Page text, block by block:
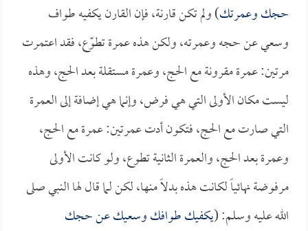
حجك وعمرتك) ولم تكن قارنة، فإن القارن يكفيه طواف
وسعي عن حجه وعمرته، ولكن هذه عمرة تطوّع، فقد اعتمرت
مرتين: عمرة مقرونة مع الحج، وعمرة مستقلة بعد الحج، وهذه
ليست مكان الأولى التي هي فرض، وإنما هي إضافة إلى العمرة
التي صارت مع الحج، فتكون أدت عمرتين: عمرة مع الحج،
وعمرة بعد الحج، والعمرة الثانية تطوع، ولو كانت الأولى
مرفوضة نهائياً لكانت هذه بدلاً منها، لكن لما قال لها النبي صلى
الله عليه وسلم: (يكفيك طوافك وسعيك عن حجك